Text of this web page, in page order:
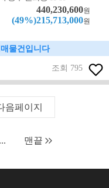
440,230,600원
(49%)215,713,000원
물건입니다
조회 795
음페이지
... 맨끝